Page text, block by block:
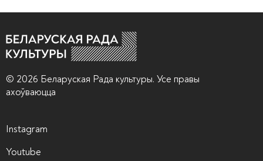
© 2026 Беларуская Рада культуры. Усе правы
ахоўваюцца
Instagram
Youtube